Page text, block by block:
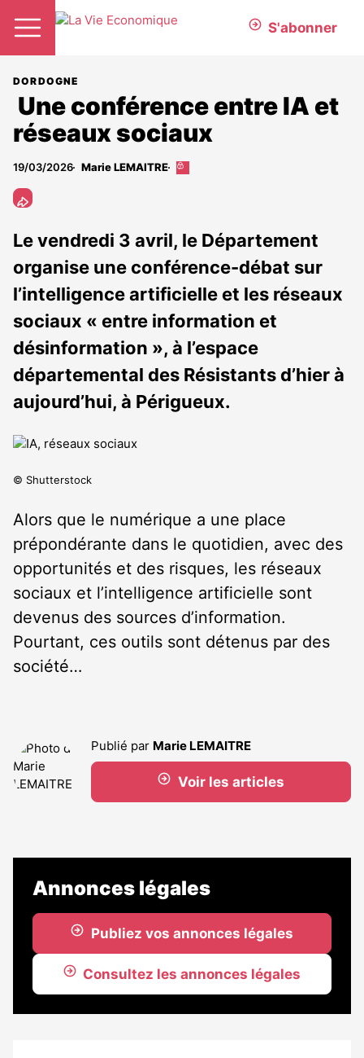
S'abonner
DORDOGNE
Une conférence entre IA et
réseaux sociaux
19/03/2026 Marie LEMAITRE
Cet
abonnés
Le vendredi 3 avril, le Département
organise une conférence-débat sur
l’intelligence artificielle et les réseaux
sociaux « entre information et
désinformation », à l’espace
départemental des Résistants d’hier à
aujourd’hui, à Périgueux.
© Shutterstock
Alors que le numérique a une place
prépondérante dans le quotidien, avec des
opportunités et des risques, les réseaux
sociaux et l’intelligence artificielle sont
devenus des sources d’information.
Pourtant, ces outils sont détenus par des
société…
Publié par Marie LEMAITRE
Voir les articles
Annonces légales
Publiez vos annonces légales
Consultez les annonces légales